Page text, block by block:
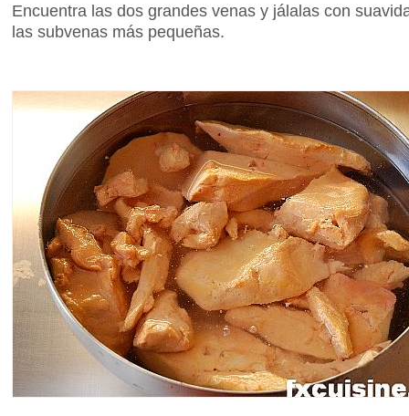
Encuentra las dos grandes venas y jálalas con
las subvenas más pequeñas.